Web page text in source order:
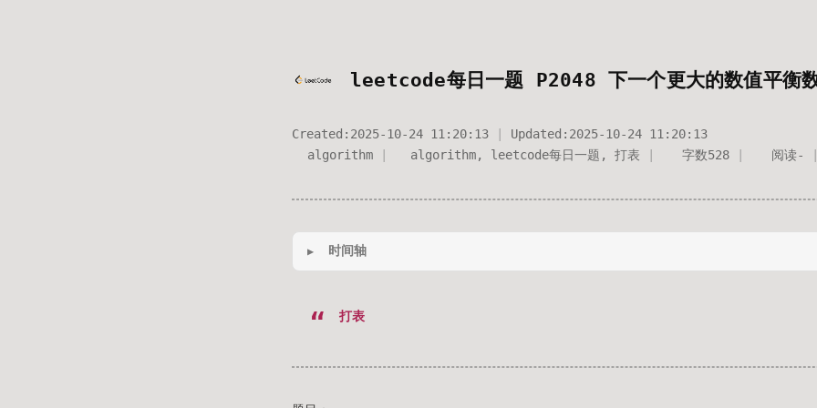
leetcode每日一题 P2048 下一个更大的数值平衡
Created: 2025-10-24 11:20:13 Updated: 2025-10-24 11:20:13
algorithm
algorithm, leetcode每日一题 , 打表 字数528 阅读-
时间轴
打表